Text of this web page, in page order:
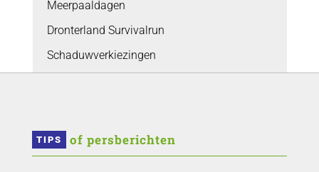
Meerpaaldagen
Dronterland Survivalrun
Schaduwverkiezingen
TIPS of persberichten